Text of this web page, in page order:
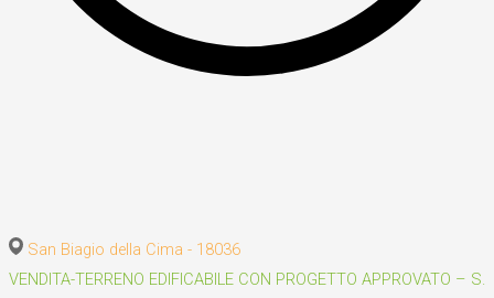
San Biagio della Cima - 18036
VENDITA-TERRENO EDIFICABILE CON PROGETTO APPROVATO – S.